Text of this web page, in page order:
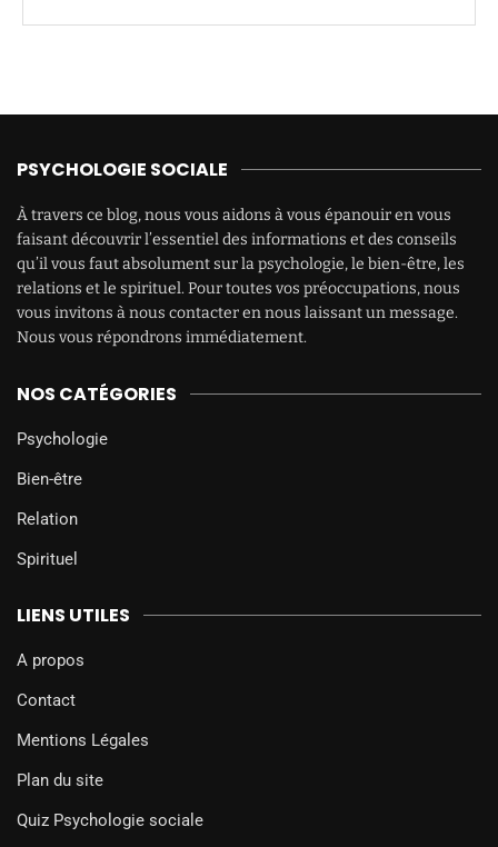
PSYCHOLOGIE SOCIALE
À travers ce blog, nous vous aidons à vous épanouir en vous
faisant découvrir l’essentiel des informations et des conseils
qu’il vous faut absolument sur la psychologie, le bien-être, les
relations et le spirituel. Pour toutes vos préoccupations, nous
vous invitons à nous contacter en nous laissant un message.
Nous vous répondrons immédiatement.
NOS CATÉGORIES
Psychologie
Bien-être
Relation
Spirituel
LIENS UTILES
A propos
Contact
Mentions Légales
Plan du site
Quiz Psychologie sociale